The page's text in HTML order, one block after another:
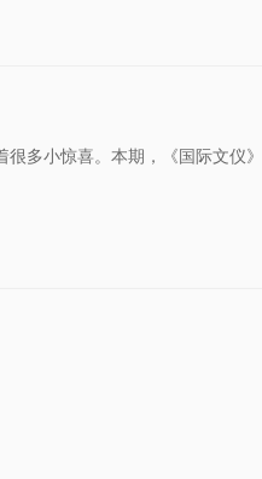
多小惊喜。本期，《国际文仪